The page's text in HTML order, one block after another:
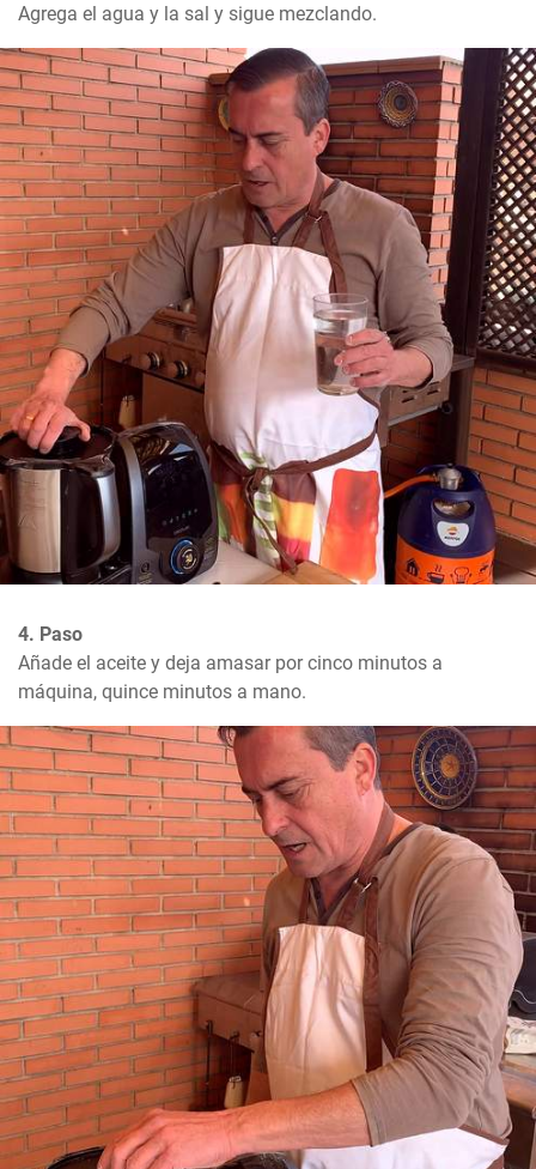
Agrega el agua y la sal y sigue mezclando.
4. Paso
Añade el aceite y deja amasar por cinco minutos a
máquina, quince minutos a mano.